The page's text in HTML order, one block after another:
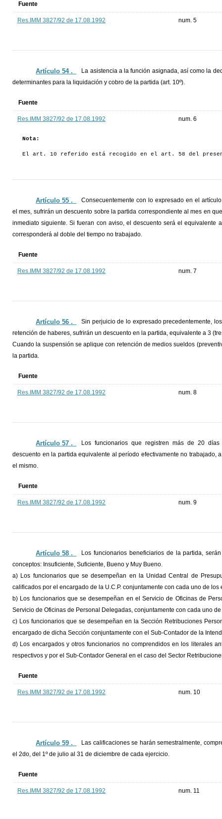
Fuente
Res.IMM 3827/92 de 17.08.1992 num. 5
Artículo 54 ._
La asistencia a la función asignada, así como la
determinantes para la liquidación y cobro de la partida (art. 10º).
Fuente
Res.IMM 3827/92 de 17.08.1992 num. 6
Nota:
El art. 10 referido está recogido en el art. 58 del
Artículo 55 ._
Consecuentemente con lo expresado en el
el mes, sufrirán un descuento sobre la partida correspondiente al mes en
inmediato siguiente. Si fueran con aviso, el descuento será el equivalente
corresponderá al doble del tiempo no trabajado.
Fuente
Res.IMM 3827/92 de 17.08.1992 num. 7
Artículo 56 ._
Sin perjuicio de lo expresado precedentemente,
retención de haberes, sufrirán un descuento en la partida, equivalente a 3
Cuando la suspensión se aplique con retención de medios sueldos
la partida.
Fuente
Res.IMM 3827/92 de 17.08.1992 num. 8
Artículo 57 ._
Los funcionarios que registren más de 20
descuento en la partida equivalente al período efectivamente no trabajado,
el mismo.
Fuente
Res.IMM 3827/92 de 17.08.1992 num. 9
Artículo 58 ._
Los funcionarios beneficiarios de la partida,
conceptos: Insuficiente, Suficiente, Bueno y Muy Bueno.
a) Los funcionarios que se desempeñan en la Unidad Central de
calificados por el encargado de la U.C.P. conjuntamente con cada uno de
b) Los funcionarios que se desempeñan en el Servicio de Oficinas de
Servicio de Oficinas de Personal Delegadas, conjuntamente con cada uno
c) Los funcionarios que se desempeñan en la Sección Retribuciones
encargado de dicha Sección conjuntamente con el Sub-Contador de la
d) Los encargados y otros funcionarios no comprendidos en los literales
respectivos y por el Sub-Contador General en el caso del Sector
Fuente
Res.IMM 3827/92 de 17.08.1992 num. 10
Artículo 59 ._
Las calificaciones se harán semestralmente,
el 2do, del 1º de julio al 31 de diciembre de cada ejercicio.
Fuente
Res.IMM 3827/92 de 17.08.1992 num. 11